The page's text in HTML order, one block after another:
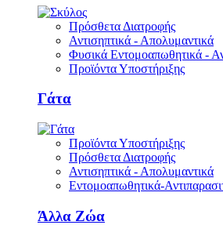
Πρόσθετα Διατροφής
Αντισηπτικά - Απολυμαντικά
Φυσικά Εντομοαπωθητικά -
Προϊόντα Υποστήριξης
Γάτα
Προϊόντα Υποστήριξης
Πρόσθετα Διατροφής
Αντισηπτικά - Απολυμαντικά
Εντομοαπωθητικά-
Άλλα Ζώα